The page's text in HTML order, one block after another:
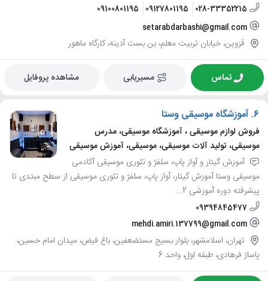
028-33352215
09127801195
09100801195
setarabdarbashi@gmail.com
قزوین، خیابان تربیت معلم، بن بست آدینه، کارگاه ماهور
تماس مسیریابی مشاهده پروفایل
6. آموزشگاه موسیقی وستا
فروش لوازم موسیقی ، آموزشگاه موسیقی، مدرس
موسیقی، تولید آلات موسیقی، موسیقی، آموزش موسیقی
آموزش گیتار و آواز پاپ، سلفژ و تئوری موسیقی آکادمی
موسیقی وستا آموزش گیتار، آواز پاپ، سلفژ و تئوری موسیقی از سطح مبتدی تا
پیشرفته دوره آموزشی 2...
09394845477
mehdi.amiri.137799@gmail.com
تهران، اسلامشهر، بلوار بسیج مستضعفین، باغ فیض، میدان امام حسین،
پاساژ فرهادی، طبقه اول، واحد 6